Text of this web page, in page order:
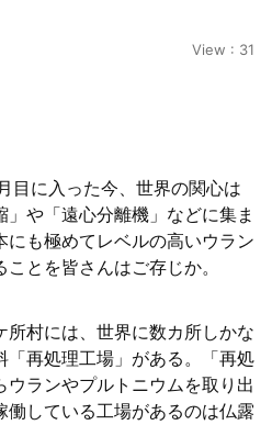
View : 31
目に入った今、世界の関心は
や「遠心分離機」などに集ま
にも極めてレベルの高いウラン
とを皆さんはご存じか。
所村には、世界に数カ所しかな
「再処理工場」がある。「再処
ランやプルトニウムを取り出
している工場があるのは仏露